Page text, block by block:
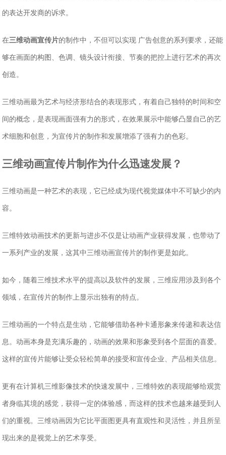
的表达开发商的诉求。
在三维动画宣传片的制作中，不但可以实现 广告创意的系列要求，还能
够在画面的构图、色调、镜头设计衔接、节奏的把控上进行艺术的再次
创造。
三维动画最为艺术与经济形结合的表现形式，有着自己独特的时间和空
间的概念，是表现画面强有力的形式，在效果展示中能够凸显自己的艺
术细胞和创意，为宣传片的制作和发展增添了强有力的色彩。
三维动画宣传片制作为什么迅速发展？
三维动画是一种艺术的表现，它已经成为现代视觉媒体中不可缺少的内
容。
三维特效动画技术的更新与进步不仅是让动画产业获得发展，也带动了
一系列产业的发展，这其中三维动画宣传片的制作更是如此。
如今，随着三维技术水平的提高以及软件的发展，三维应用涉及到各个
领域，在宣传片的制作上显示出独有的特点。
三维动画的一个特点是生动，它能够借助各种卡通形象来传递和表达信
息。动画本身是充满乐趣的，动画的效果和形象受到各个层面的喜爱。
这样的宣传片能够让受众轻松简单的接受和宣传企业、产品相关信息。
更有在计算机三维影像技术的快速发展中，三维特效的表现能够给观赏
者身临其境的感觉，获得一定的体验感，而这样的技术也越来越受到人
们的重视。三维动画因为它比平面图更具有直观性和灵活性，并且所呈
现出来的是视觉上的艺术享受。